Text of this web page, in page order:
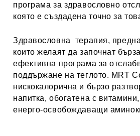
програма за здравословно
която е създадена точно за
Здравословна терапия,
които желаят да започнат
ефективна програма за
поддържане на теглото. MRT
нискокалорична и бързо
напитка, обогатена с
енерго-освобождаващи